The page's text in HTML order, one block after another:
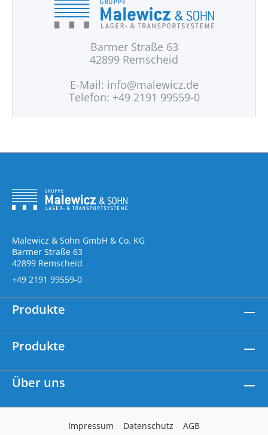
Barmer Straße 63
42899 Remscheid
E-Mail: info@malewicz.de
Telefon: +49 2191 99559-0
Malewicz & Sohn GmbH & Co. KG
Barmer Straße 63
42899 Remscheid
+49 2191 99559-0
Produkte
Produkte
Über uns
Impressum Datenschutz AGB